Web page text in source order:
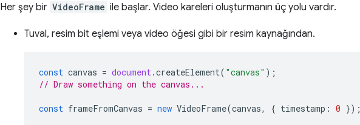
Her şey bir VideoFrame ile başlar. Video kareleri oluşturmanın üç yolu vardır.
Tuval, resim bit eşlemi veya video öğesi gibi bir resim kaynağından.
const canvas = document.createElement( "canvas" );
// Draw something on the canvas...
const frameFromCanvas = new VideoFrame(canvas, { timestamp : 0 });